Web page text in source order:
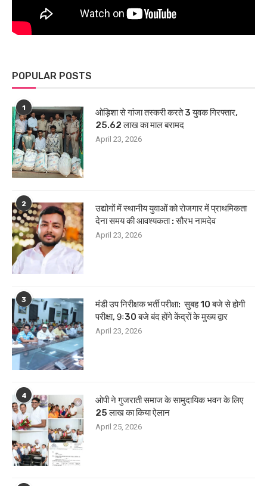
POPULAR POSTS
1
ओड़िशा से गांजा तस्करी करते 3 युवक गिरफ्तार,
25.62 लाख का माल बरामद
April 23, 2026
2
उद्योगों में स्थानीय युवाओं को रोजगार में प्राथमिकता
देना समय की आवश्यकता : सौरभ नामदेव
April 23, 2026
3
मंडी उप निरीक्षक भर्ती परीक्षा: सुबह 10 बजे से होगी
परीक्षा, 9ः30 बजे बंद होंगे केंद्रों के मुख्य द्वार
April 23, 2026
4
ओपी ने गुजराती समाज के सामुदायिक भवन के लिए
25 लाख का किया ऐलान
April 25, 2026